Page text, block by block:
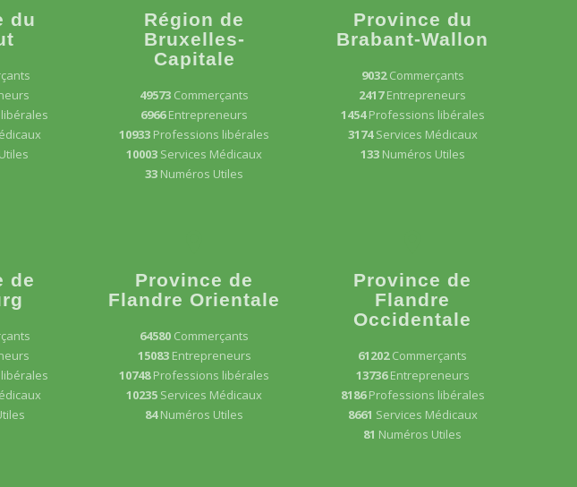
du
Région de
Bruxelles-
Capitale
49573 Commerçants
6966Entrepreneurs
10933 Professions libérales
10003 Services Médicaux
33 Numéros Utiles
Province du
Brabant-Wallon
9032Commerçants
2417Entrepreneurs
1454Professions libérales
3174Services Médicaux
133 Numéros Utiles
de
Province de
Flandre Orientale
64580 Commerçants
15083 Entrepreneurs
10748Professions libérales
10235 Services Médicaux
84Numéros Utiles
Province de
Flandre
Occidentale
61202Commerçants
13736Entrepreneurs
8186Professions libérales
8661 Services Médicaux
81 Numéros Utiles